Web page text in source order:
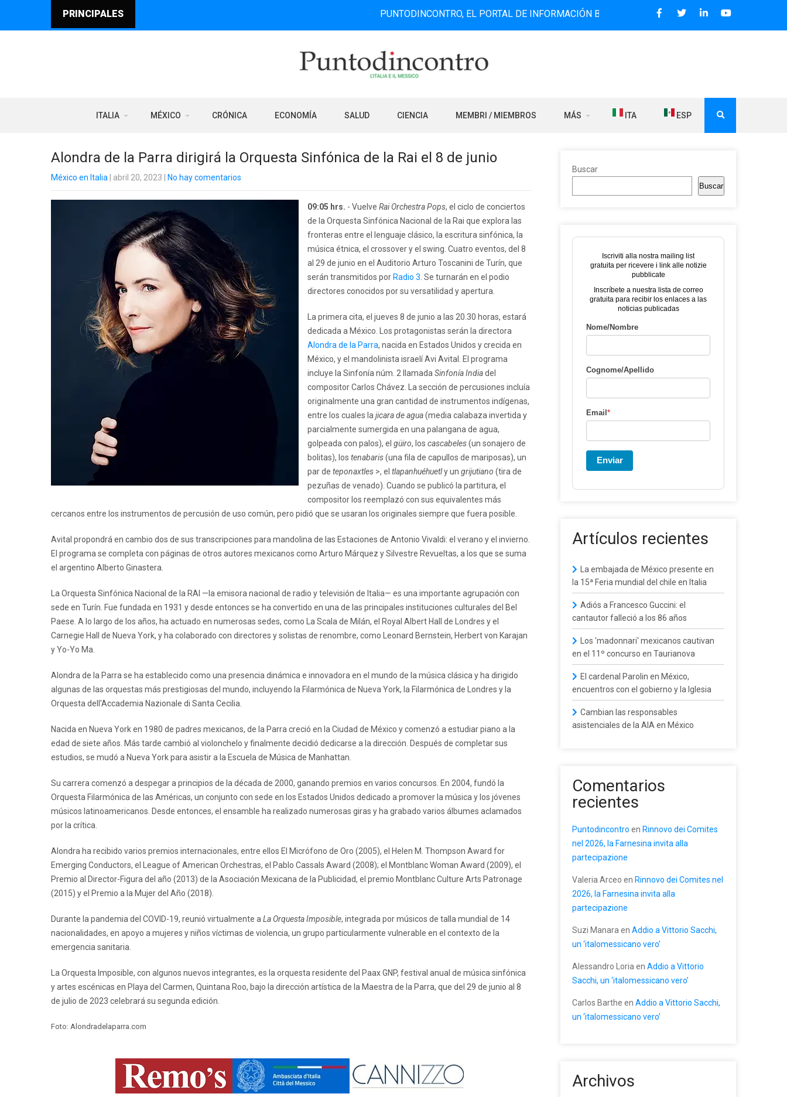
PRINCIPALES PUNTODINCONTRO, EL PORTAL DE INFORMACIÓN BILINGÜE QUE DESDE 2006 DIFUNDE NOTICIAS
ITALIA MÉXICO CRÓNICA ECONOMÍA SALUD CIENCIA MEMBRI / MIEMBROS MÁS ITA ESP
Alondra de la Parra dirigirá la Orquesta Sinfónica de la Rai el 8 de junio
México en Italia | abril 20, 2023 No hay comentarios
09:05 hrs. - Vuelve Rai Orchestra Pops, el ciclo de conciertos
de la Orquesta Sinfónica Nacional de la Rai que explora las
fronteras entre el lenguaje clásico, la escritura sinfónica, la
música étnica, el crossover y el swing. Cuatro eventos, del 8
al 29 de junio en el Auditorio Arturo Toscanini de Turín, que
serán transmitidos por Radio 3 . Se turnarán en el podio
directores conocidos por su versatilidad y apertura.
La primera cita, el jueves 8 de junio a las 20.30 horas, estará
dedicada a México. Los protagonistas serán la directora
Alondra de la Parra, nacida en Estados Unidos y crecida en
México, y el mandolinista israelí Avi Avital. El programa
incluye la Sinfonía núm. 2 llamada Sinfonía Indiadel
compositor Carlos Chávez. La sección de percusiones incluía
originalmente una gran cantidad de instrumentos indígenas,
entre los cuales la jicara de agua(media calabaza invertida y
parcialmente sumergida en una palangana de agua,
golpeada con palos), el güiro, los cascabeles(un sonajero de
bolitas), los tenabaris(una fila de capullos de mariposas), un
par de teponaxtles >, el tlapanhuéhuetly un grijutiano (tira de
pezuñas de venado). Cuando se publicó la partitura, el
compositor los reemplazó con sus equivalentes más
cercanos entre los instrumentos de percusión de uso común, pero pidió que se usaran los originales siempre que fuera posible.
Avital propondrá en cambio dos de sus transcripciones para mandolina de las Estaciones de Antonio Vivaldi: el verano y el invierno.
El programa se completa con páginas de otros autores mexicanos como Arturo Márquez y Silvestre Revueltas, a los que se suma
el argentino Alberto Ginastera.
La Orquesta Sinfónica Nacional de la RAI —la emisora nacional de radio y televisión de Italia— es una importante agrupación con
sede en Turín. Fue fundada en 1931 y desde entonces se ha convertido en una de las principales instituciones culturales del Bel
Paese. A lo largo de los años, ha actuado en numerosas sedes, como La Scala de Milán, el Royal Albert Hall de Londres y el
Carnegie Hall de Nueva York, y ha colaborado con directores y solistas de renombre, como Leonard Bernstein, Herbert von Karajan
y Yo-Yo Ma.
Alondra de la Parra se ha establecido como una presencia dinámica e innovadora en el mundo de la música clásica y ha dirigido
algunas de las orquestas más prestigiosas del mundo, incluyendo la Filarmónica de Nueva York, la Filarmónica de Londres y la
Orquesta dell'Accademia Nazionale di Santa Cecilia.
Nacida en Nueva York en 1980 de padres mexicanos, de la Parra creció en la Ciudad de México y comenzó a estudiar piano a la
edad de siete años. Más tarde cambió al violonchelo y finalmente decidió dedicarse a la dirección. Después de completar sus
estudios, se mudó a Nueva York para asistir a la Escuela de Música de Manhattan.
Su carrera comenzó a despegar a principios de la década de 2000, ganando premios en varios concursos. En 2004, fundó la
Orquesta Filarmónica de las Américas, un conjunto con sede en los Estados Unidos dedicado a promover la música y los jóvenes
músicos latinoamericanos. Desde entonces, el ensamble ha realizado numerosas giras y ha grabado varios álbumes aclamados
por la crítica.
Alondra ha recibido varios premios internacionales, entre ellos El Micrófono de Oro (2005), el Helen M. Thompson Award for
Emerging Conductors, el League of American Orchestras, el Pablo Cassals Award (2008); el Montblanc Woman Award (2009), el
Premio al Director-Figura del año (2013) de la Asociación Mexicana de la Publicidad, el premio Montblanc Culture Arts Patronage
(2015) y el Premio a la Mujer del Año (2018).
Durante la pandemia del COVID-19, reunió virtualmente a La Orquesta Imposible, integrada por músicos de talla mundial de 14
nacionalidades, en apoyo a mujeres y niños víctimas de violencia, un grupo particularmente vulnerable en el contexto de la
emergencia sanitaria.
La Orquesta Imposible, con algunos nuevos integrantes, es la orquesta residente del Paax GNP, festival anual de música sinfónica
y artes escénicas en Playa del Carmen, Quintana Roo, bajo la dirección artística de la Maestra de la Parra, que del 29 de junio al 8
de julio de 2023 celebrará su segunda edición.
Foto: Alondradelaparra.com
Buscar
Buscar
Iscriviti alla nostra mailing list
gratuita per ricevere i link alle notizie
pubblicate
Inscríbete a nuestra lista de correo
gratuita para recibir los enlaces a las
noticias publicadas
Nome/Nombre
Cognome/Apellido
Email *
Enviar
Artículos recientes
La embajada de México presente en
la 15ª Feria mundial del chile en Italia
Adiós a Francesco Guccini: el
cantautor falleció a los 86 años
Los 'madonnari' mexicanos cautivan
en el 11º concurso en Taurianova
El cardenal Parolin en México,
encuentros con el gobierno y la Iglesia
Cambian las responsables
asistenciales de la AIA en México
Comentarios
recientes
Puntodincontro en Rinnovo dei Comites
nel 2026, la Farnesina invita alla
partecipazione
Valeria Arceo en Rinnovo dei Comites nel
2026, la Farnesina invita alla
partecipazione
Suzi Manara en Addio a Vittorio Sacchi,
un ‘italomessicano vero’
Alessandro Loria en Addio a Vittorio
Sacchi, un ‘italomessicano vero’
Carlos Barthe en Addio a Vittorio Sacchi,
un ‘italomessicano vero’
Archivos